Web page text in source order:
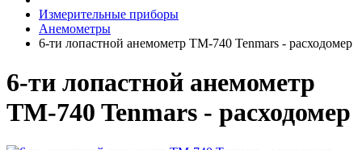
Измерительные приборы
Анемометры
6-ти лопастной анемометр TM-740 Tenmars - расходомер
6-ти лопастной анемометр
TM-740 Tenmars - расходомер